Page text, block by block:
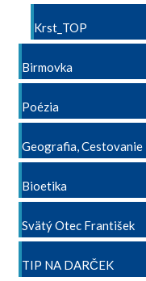
Krst_TOP
Birmovka
Poézia
Geografia, Cestovanie
Bioetika
Svätý Otec František
TIP NA DARČEK